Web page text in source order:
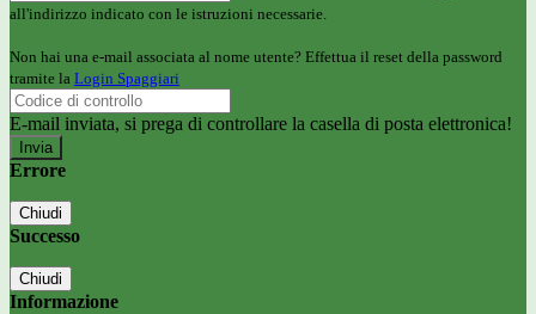
all'indirizzo indicato con le istruzioni necessarie.
Non hai una e-mail associata al nome utente? Effettua il reset della password
tramite la Login Spaggiari
E-mail inviata, si prega di controllare la casella di posta elettronica!
Errore
Chiudi
Successo
Chiudi
Informazione